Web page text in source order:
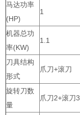
马达功率
(HP)
1
机器总功
率(KW)
1.1
刀具结构
形式
爪刀+滚刀
旋转刀数
量
爪刀2+滚刀3